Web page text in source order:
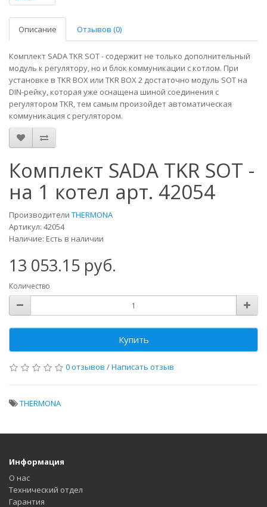
Описание Отзывов (0)
Комплект SADA TKR SOT - содержит не только дополнительный
модуль к регулятору, но и блок коммуникации с котлом. При
установке в TKR BOX или TKR BOX 2 достаточно модуль SOT на
DIN-рейку, которая уже оснащена шиной соединения с
регулятором TKR, тем самым произойдет автоматическая
коммуникация с регулятором.
Комплект SADA TKR SOT -
на 1 котел арт. 42054
Производители THERMONA
Артикул: 42054
Наличие: Есть в наличии
13 053.15 руб.
Количество
Купить
0 отзывов /Написать отзыв
THERMONA
Информация
О нас
Технический отдел
Гарантия